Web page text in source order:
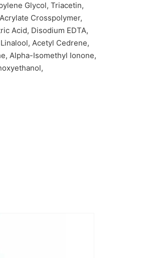
Glycol, Triacetin,
Crosspolymer,
Acid, Disodium EDTA,
Acetyl Cedrene,
Alpha-Isomethyl Ionone,